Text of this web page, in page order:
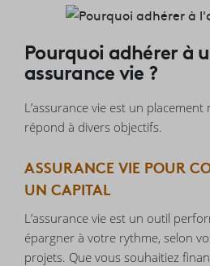
Pourquoi adhérer à
assurance vie ?
L’assurance vie est un
répond à divers objectifs.
ASSURANCE VIE POUR
UN CAPITAL
L’assurance vie est un outil
épargner à votre rythme, selon
projets. Que vous souhaitiez